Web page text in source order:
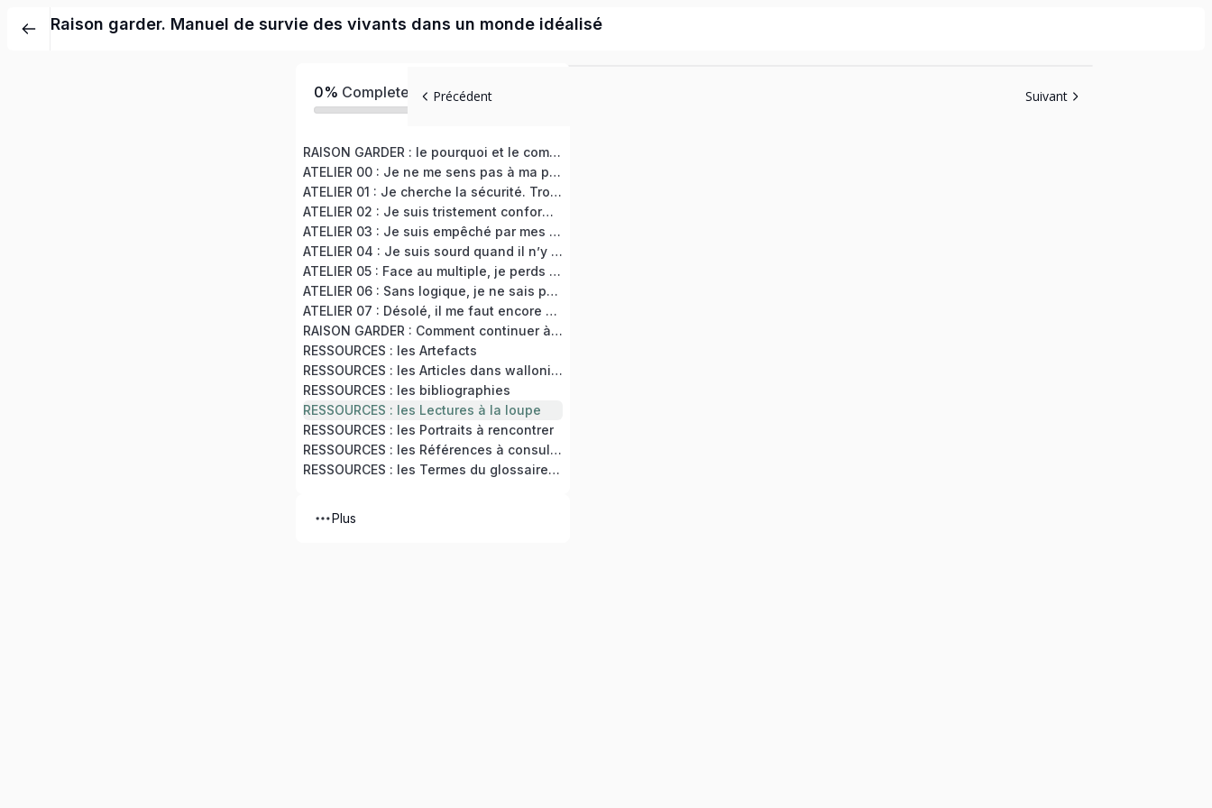
Raison garder. Manuel de survie des vivants dans un monde idéalisé
0% Completed
RAISON GARDER : le pourquoi et le comment de cette formation
ATELIER 00 : Je ne me sens pas à ma place. Concevoir le trouble
ATELIER 01 : Je cherche la sécurité. Trouver le juste sanctuaire
ATELIER 02 : Je suis tristement conforme à ma vision du monde. Identifier le MOI dogmatique et technique
ATELIER 03 : Je suis empêché par mes légendes personnelles. Inviter le MOI héroïque et narratif à sa table
ATELIER 04 : Je suis sourd quand il n’y a pas de mots. Ressentir le message du MOI atavique et sauvage
ATELIER 05 : Face au multiple, je perds la tête. D’abord éviter le choix libidinal
ATELIER 06 : Sans logique, je ne sais pas raison garder ? Vérifier s’il y a âme qui vive
ATELIER 07 : Désolé, il me faut encore un dessin. Faire comme le Jongleur de mondes de Granville (1844)
RAISON GARDER : Comment continuer à raison garder ?
RESSOURCES : les Artefacts
RESSOURCES : les Articles dans wallonica.org
RESSOURCES : les bibliographies
RESSOURCES : les Lectures à la loupe
RESSOURCES : les Portraits à rencontrer
RESSOURCES : les Références à consulter
RESSOURCES : les Termes du glossaire à utiliser
Plus
Précédent Suivant